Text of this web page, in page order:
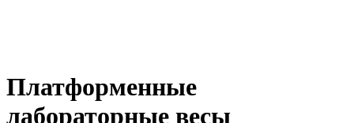
Платформенные
лабораторные весы